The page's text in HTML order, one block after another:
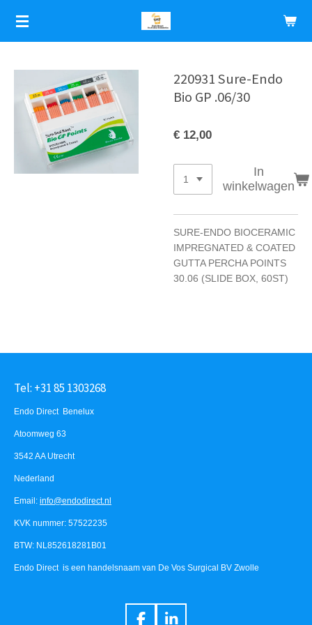
Ga
direct
naar
220931 Sure-Endo
Bio GP .06/30
€ 12,00
In
winkelwagen
SURE-ENDO BIOCERAMIC
IMPREGNATED & COATED
GUTTA PERCHA POINTS
30.06 (SLIDE BOX, 60ST)
Tel: +31 85 1303268
Endo Direct Benelux
Atoomweg 63
3542 AA Utrecht
Nederland
Email: info@endodirect.nl
KVK nummer: 57522235
BTW: NL852618281B01
Endo Direct is een handelsnaam van De Vos Surgical BV Zwolle